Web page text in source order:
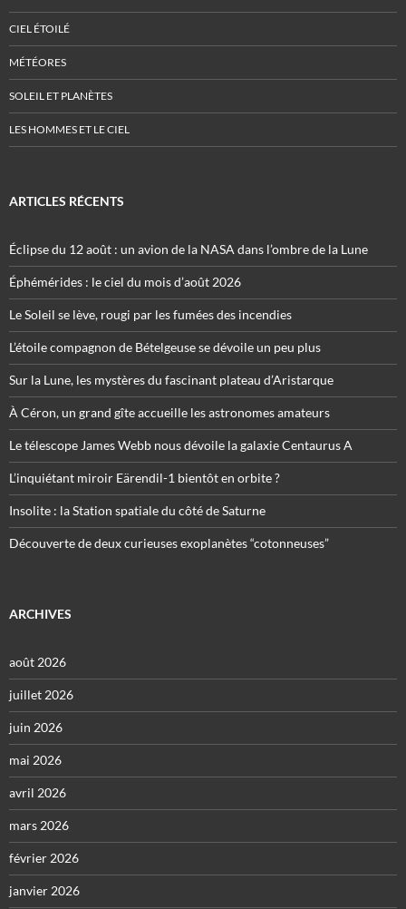
CIEL ÉTOILÉ
MÉTÉORES
SOLEIL ET PLANÈTES
LES HOMMES ET LE CIEL
ARTICLES RÉCENTS
Éclipse du 12 août : un avion de la NASA dans l’ombre de la Lune
Éphémérides : le ciel du mois d’août 2026
Le Soleil se lève, rougi par les fumées des incendies
L’étoile compagnon de Bételgeuse se dévoile un peu plus
Sur la Lune, les mystères du fascinant plateau d’Aristarque
À Céron, un grand gîte accueille les astronomes amateurs
Le télescope James Webb nous dévoile la galaxie Centaurus A
L’inquiétant miroir Eärendil-1 bientôt en orbite ?
Insolite : la Station spatiale du côté de Saturne
Découverte de deux curieuses exoplanètes “cotonneuses”
ARCHIVES
août 2026
juillet 2026
juin 2026
mai 2026
avril 2026
mars 2026
février 2026
janvier 2026